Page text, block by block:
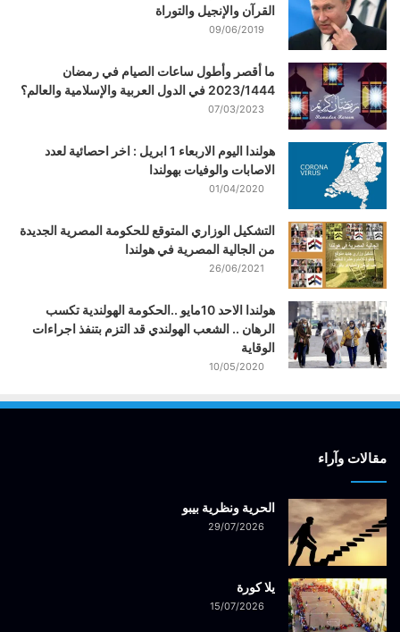
القرآن والإنجيل والتوراة
09/06/2019
ما أقصر وأطول ساعات الصيام في رمضان
2023/1444 في الدول العربية والإسلامية والعالم؟
07/03/2023
هولندا اليوم الاربعاء 1 ابريل : اخر احصائية لعدد
الاصابات والوفيات بهولندا
01/04/2020
التشكيل الوزاري المتوقع للحكومة المصرية الجديدة
من الجالية المصرية في هولندا
26/06/2021
هولندا الاحد 10مايو ..الحكومة الهولندية تكسب
الرهان .. الشعب الهولندي قد التزم بتنفذ اجراءات
الوقاية
10/05/2020
مقالات وآراء
الحرية ونظرية بيبو
29/07/2026
يلا كورة
15/07/2026